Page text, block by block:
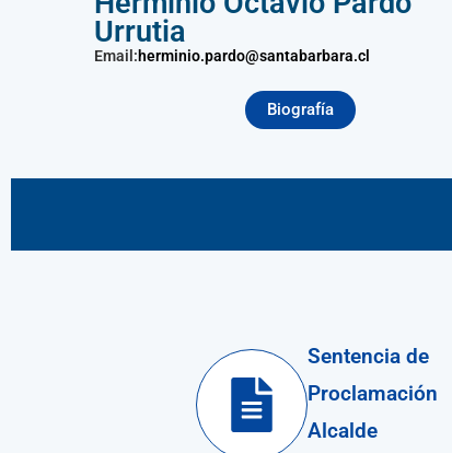
Urrutia
Email:herminio.pardo@santabarbara.cl
Biografía
Sentencia de
Proclamación
Alcalde